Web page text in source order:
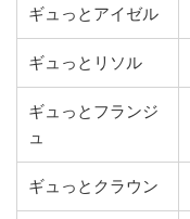
ギュっとアイゼル
ギュっとリソル
ギュっとフランジ
ュ
ギュっとクラウン